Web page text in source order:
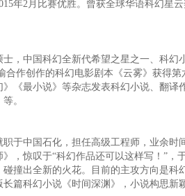
年2月比赛优胜。曾获全球华语科幻星
中国科幻全新代希望之星之一、科幻
作创作的科幻电影剧本《云雾》获得
《最小说》等杂志发表科幻小说、翻
。
中国石化，担任高级工程师，业余时
，惊叹于“科幻作品还可以这样写！”
撞出全新的火花。目前的主攻方向是
篇科幻小说《时间深渊》，小说构思新